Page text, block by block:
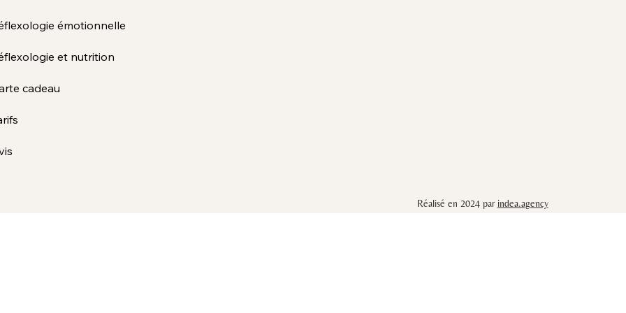
émotionnelle
et nutrition
cadeau
Réalisé en 2024 par indea.agency